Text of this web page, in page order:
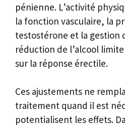
pénienne. L’activité
la fonction vasculaire, la
testostérone et la gestion
réduction de l’alcool
sur la réponse érectile.
Ces ajustements ne
traitement quand il est
potentialisent les effets.